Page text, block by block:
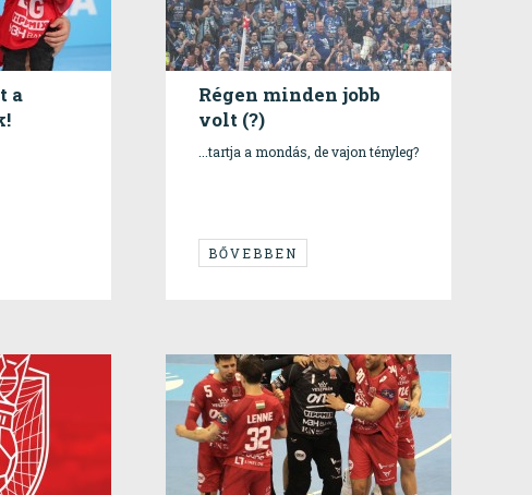
a
Régen minden jobb
volt (?)
...tartja a mondás, de vajon tényleg?
BŐVEBBEN